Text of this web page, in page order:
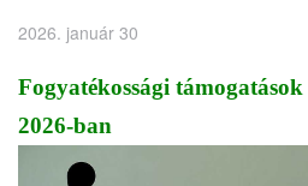
2026. január 30
Fogyatékossági támogatások
2026-ban